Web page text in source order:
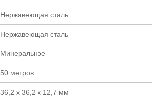
Нержавеющая сталь
Нержавеющая сталь
Минеральное
50 метров
36,2 х 36,2 х 12,7 мм